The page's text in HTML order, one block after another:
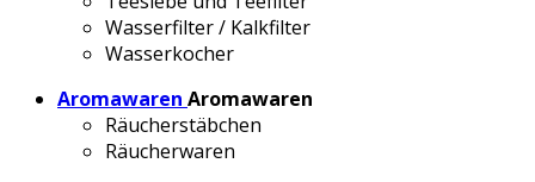
Wasserfilter / Kalkfilter
Wasserkocher
Aromawaren Aromawaren
Räucherstäbchen
Räucherwaren